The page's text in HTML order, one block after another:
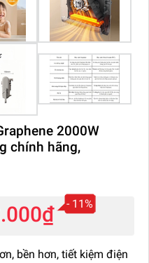
2000W
chính hãng,
- 11%
bền hơn, tiết kiệm điện